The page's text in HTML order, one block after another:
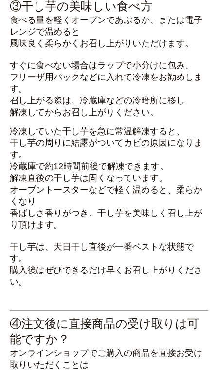
③干し芋の美味しい食べ方
食べる量を軽くオーブンであぶるか、または電子
レンジで温めると
風味良く柔らかくお召し上がりいただけます。
すぐに食べない場合はラップで小分けに包み、
フリーザ用パックなどに入れて冷凍をお勧めしま
す。
召し上がる際は、冷蔵庫などの冷暗所に移し
解凍してからお召し上がりください。
冷凍していた干し芋を急に常温解凍すると、
干し芋の周りに結露がついてカビの原因になりま
す。
冷蔵庫で約12時間前後で解凍できます。
解凍直後の干し芋は固くなっています。
オーブントースターなどで軽く温めると、柔らか
くなり
香ばしさ香りがつき、干し芋を美味しく召し上が
り頂けます。
干し芋は、天日干し直後が一番ベストな状態で
す。
購入後はぜひできるだけ早くお召し上がりくださ
い。
④注文後に直接商品の受け取りは可
能ですか？
オンラインショップでご購入の商品を直接お受け
取りいただくことは